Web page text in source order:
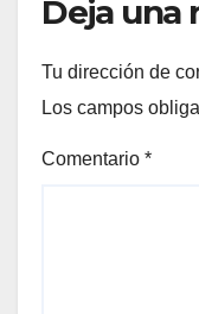
Deja una
Tu dirección de
Los campos
Comentario *